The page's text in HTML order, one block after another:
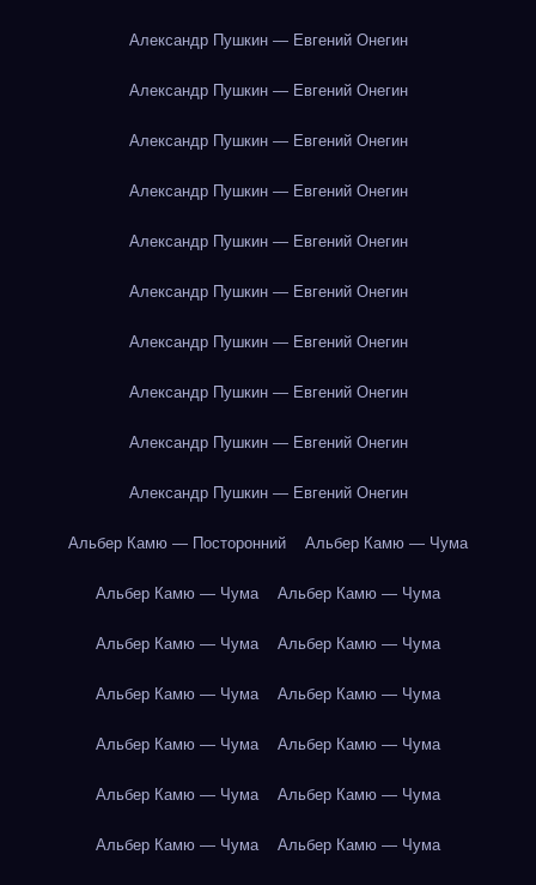
Александр Пушкин — Евгений Онегин
Александр Пушкин — Евгений Онегин
Александр Пушкин — Евгений Онегин
Александр Пушкин — Евгений Онегин
Александр Пушкин — Евгений Онегин
Александр Пушкин — Евгений Онегин
Александр Пушкин — Евгений Онегин
Александр Пушкин — Евгений Онегин
Александр Пушкин — Евгений Онегин
Александр Пушкин — Евгений Онегин
Альбер Камю — Посторонний Альбер Камю — Чума
Альбер Камю — Чума Альбер Камю — Чума
Альбер Камю — Чума Альбер Камю — Чума
Альбер Камю — Чума Альбер Камю — Чума
Альбер Камю — Чума Альбер Камю — Чума
Альбер Камю — Чума Альбер Камю — Чума
Альбер Камю — Чума Альбер Камю — Чума